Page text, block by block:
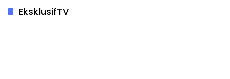
EksklusifTV